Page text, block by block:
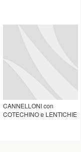
CANNELLONI con
COTECHINO e LENTICHIE